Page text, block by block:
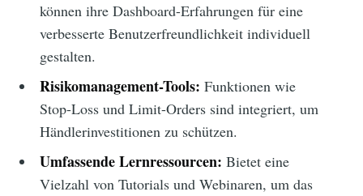
können ihre Dashboard-Erfahrungen für eine
verbesserte Benutzerfreundlichkeit individuell
gestalten.
Risikomanagement-Tools: Funktionen wie
Stop-Loss und Limit-Orders sind integriert, um
Händlerinvestitionen zu schützen.
Umfassende Lernressourcen: Bietet eine
Vielzahl von Tutorials und Webinaren, um das